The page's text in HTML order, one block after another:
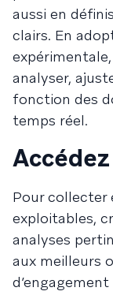
aussi en
clairs. En
analyser,
fonction des
temps réel.
Pour collecter
exploitables,
analyses
aux meilleurs